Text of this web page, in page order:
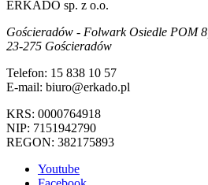
ERKADO sp. z o.o.
Gościeradów - Folwark Osiedle POM 8,
23-275 Gościeradów
Telefon: 15 838 10 57
E-mail: biuro@erkado.pl
KRS: 0000764918
NIP: 7151942790
REGON: 382175893
Youtube